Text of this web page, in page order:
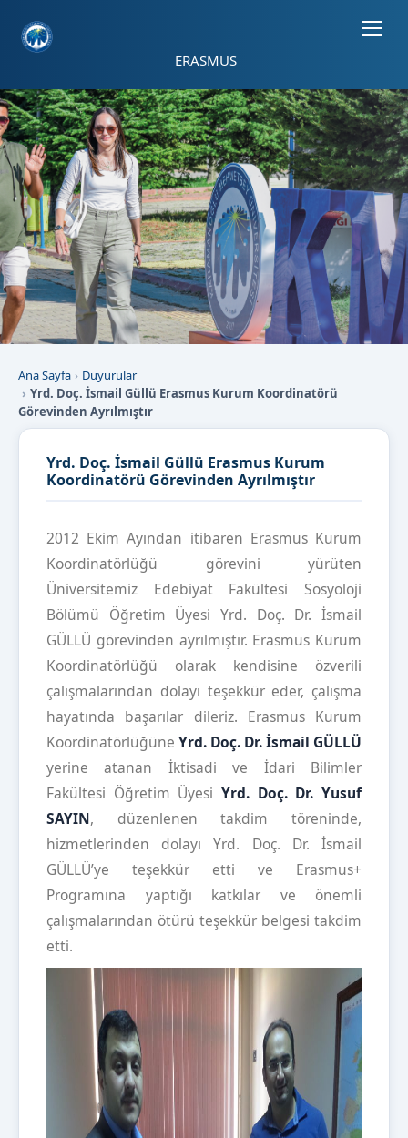
ERASMUS
Ana Sayfa
Duyurular
Yrd. Doç. İsmail Güllü Erasmus Kurum Koordinatörü
Görevinden Ayrılmıştır
Yrd. Doç. İsmail Güllü Erasmus Kurum
Koordinatörü Görevinden Ayrılmıştır
2012 Ekim Ayından itibaren Erasmus Kurum
Koordinatörlüğü görevini yürüten
Üniversitemiz Edebiyat Fakültesi Sosyoloji
Bölümü Öğretim Üyesi Yrd. Doç. Dr. İsmail
GÜLLÜ görevinden ayrılmıştır. Erasmus Kurum
Koordinatörlüğü olarak kendisine özverili
çalışmalarından dolayı teşekkür eder, çalışma
hayatında başarılar dileriz. Erasmus Kurum
Koordinatörlüğüne Yrd. Doç. Dr. İsmail GÜLLÜ
yerine atanan İktisadi ve İdari Bilimler
Fakültesi Öğretim Üyesi Yrd. Doç. Dr. Yusuf
SAYIN, düzenlenen takdim töreninde,
hizmetlerinden dolayı Yrd. Doç. Dr. İsmail
GÜLLÜ’ye teşekkür etti ve Erasmus+
Programına yaptığı katkılar ve önemli
çalışmalarından ötürü teşekkür belgesi takdim
etti.